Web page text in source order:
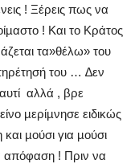
! Ξέρεις πως να
! Και το Κράτος
τα»θέλω» του
του … ∆εν
αλλά , βρε
µερίµνησε ειδικώς
µούσι για µούσι
απόφαση ! Πριν να